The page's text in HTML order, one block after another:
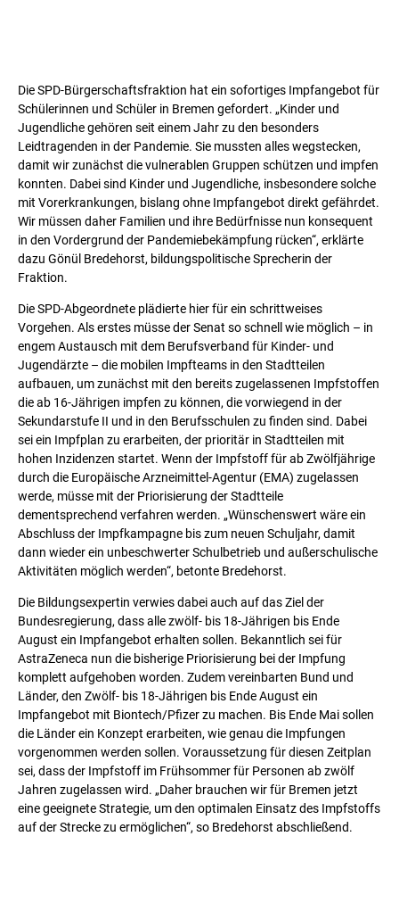
Die SPD-Bürgerschaftsfraktion hat ein sofortiges Impfangebot für
Schülerinnen und Schüler in Bremen gefordert. „Kinder und
Jugendliche gehören seit einem Jahr zu den besonders
Leidtragenden in der Pandemie. Sie mussten alles wegstecken,
damit wir zunächst die vulnerablen Gruppen schützen und impfen
konnten. Dabei sind Kinder und Jugendliche, insbesondere solche
mit Vorerkrankungen, bislang ohne Impfangebot direkt gefährdet.
Wir müssen daher Familien und ihre Bedürfnisse nun konsequent
in den Vordergrund der Pandemiebekämpfung rücken“, erklärte
dazu Gönül Bredehorst, bildungspolitische Sprecherin der
Fraktion.
Die SPD-Abgeordnete plädierte hier für ein schrittweises
Vorgehen. Als erstes müsse der Senat so schnell wie möglich – in
engem Austausch mit dem Berufsverband für Kinder- und
Jugendärzte – die mobilen Impfteams in den Stadtteilen
aufbauen, um zunächst mit den bereits zugelassenen Impfstoffen
die ab 16-Jährigen impfen zu können, die vorwiegend in der
Sekundarstufe II und in den Berufsschulen zu finden sind. Dabei
sei ein Impfplan zu erarbeiten, der prioritär in Stadtteilen mit
hohen Inzidenzen startet. Wenn der Impfstoff für ab Zwölfjährige
durch die Europäische Arzneimittel-Agentur (EMA) zugelassen
werde, müsse mit der Priorisierung der Stadtteile
dementsprechend verfahren werden. „Wünschenswert wäre ein
Abschluss der Impfkampagne bis zum neuen Schuljahr, damit
dann wieder ein unbeschwerter Schulbetrieb und außerschulische
Aktivitäten möglich werden“, betonte Bredehorst.
Die Bildungsexpertin verwies dabei auch auf das Ziel der
Bundesregierung, dass alle zwölf- bis 18-Jährigen bis Ende
August ein Impfangebot erhalten sollen. Bekanntlich sei für
AstraZeneca nun die bisherige Priorisierung bei der Impfung
komplett aufgehoben worden. Zudem vereinbarten Bund und
Länder, den Zwölf- bis 18-Jährigen bis Ende August ein
Impfangebot mit Biontech/Pfizer zu machen. Bis Ende Mai sollen
die Länder ein Konzept erarbeiten, wie genau die Impfungen
vorgenommen werden sollen. Voraussetzung für diesen Zeitplan
sei, dass der Impfstoff im Frühsommer für Personen ab zwölf
Jahren zugelassen wird. „Daher brauchen wir für Bremen jetzt
eine geeignete Strategie, um den optimalen Einsatz des Impfstoffs
auf der Strecke zu ermöglichen“, so Bredehorst abschließend.